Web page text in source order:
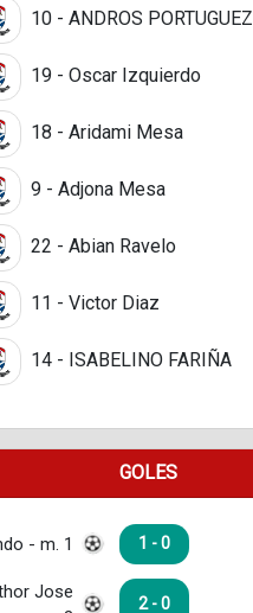
10 - ANDROS PORTUGUEZ
19 - Oscar Izquierdo
18 - Aridami Mesa
9 - Adjona Mesa
22 - Abian Ravelo
11 - Victor Diaz
14 - ISABELINO FARIÑA
GOLES
- m. 1 1 - 0
Jose
2 - 0